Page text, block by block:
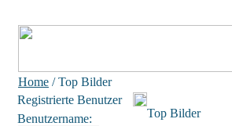
Home / Top Bilder
Registrierte Benutzer
Benutzername:
Top Bilder